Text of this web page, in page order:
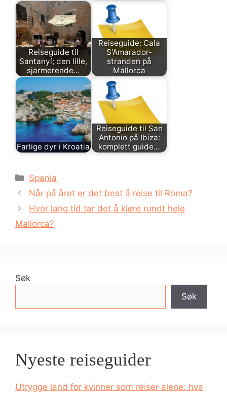
Reiseguide til
Santanyí; den lille,
sjarmerende…
Reiseguide: Cala
S'Amarador-
stranden på
Mallorca
Farlige dyr i Kroatia
Reiseguide til San
Antonio på Ibiza:
komplett guide…
Kategorier
Spania
Når på året er det best å reise til Roma?
Hvor lang tid tar det å kjøre rundt hele
Mallorca?
Søk
Søk
Nyeste reiseguider
Utrygge land for kvinner som reiser alene: hva